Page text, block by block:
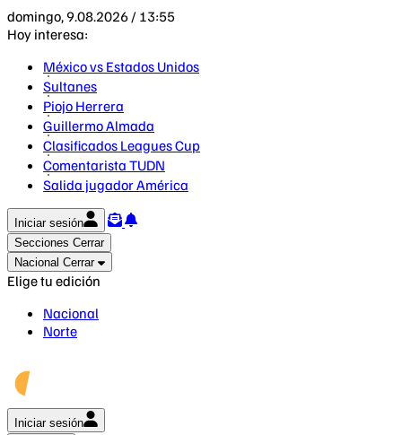
domingo, 9.08.2026 / 13:55
Hoy interesa:
México vs Estados Unidos
Sultanes
Piojo Herrera
Guillermo Almada
Clasificados Leagues Cup
Comentarista TUDN
Salida jugador América
Iniciar sesión
Secciones Cerrar
Nacional Cerrar
Elige tu edición
Nacional
Norte
Iniciar sesión